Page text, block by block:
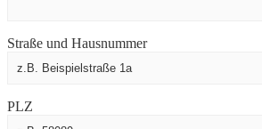
Straße und Hausnummer
PLZ